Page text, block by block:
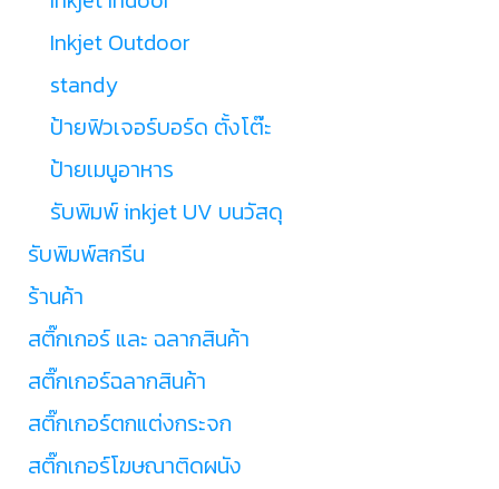
Inkjet Outdoor
standy
ป้ายฟิวเจอร์บอร์ด ตั้งโต๊ะ
ป้ายเมนูอาหาร
รับพิมพ์ inkjet UV บนวัสดุ
รับพิมพ์สกรีน
ร้านค้า
สติ๊กเกอร์ และ ฉลากสินค้า
สติ๊กเกอร์ฉลากสินค้า
สติ๊กเกอร์ตกแต่งกระจก
สติ๊กเกอร์โฆษณาติดผนัง